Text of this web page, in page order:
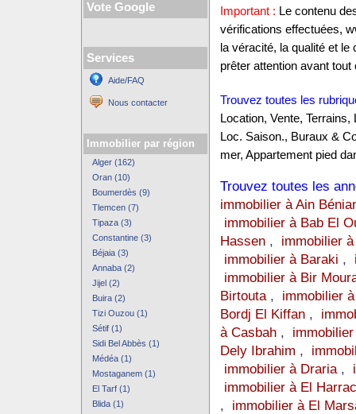
Vote Google
Services
Aide/FAQ
Nous contacter
Immobilier par région
Alger (162)
Oran (10)
Boumerdès (9)
Tlemcen (7)
Tipaza (3)
Constantine (3)
Béjaia (3)
Annaba (2)
Jijel (2)
Buira (2)
Tizi Ouzou (1)
Sétif (1)
Sidi Bel Abbès (1)
Médéa (1)
Mostaganem (1)
El Tarf (1)
Blida (1)
Important : Le contenu
vérifications effectuées,
la véracité, la qualité et
prêter attention avant tout
Trouvez toutes les
Location, Vente,
Loc. Saison., Buraux &
mer, Appartement pied
Trouvez toutes les
immobilier à Ain
immobilier à Bab El
Hassen, immobilier
immobilier à Baraki ,
immobilier à Bir
Birtouta, immobilier
Bordj El Kiffan,
à Casbah,
Dely Ibrahim ,
immobilier à Draria,
immobilier à El
, immobilier à El